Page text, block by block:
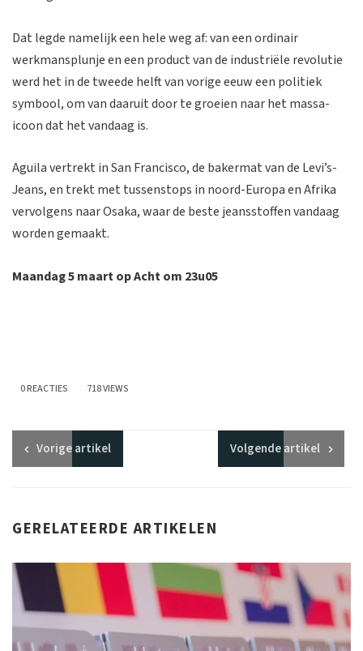
Dat legde namelijk een hele weg af: van een ordinair
werkmansplunje en een product van de industriële revolutie
werd het in de tweede helft van vorige eeuw een politiek
symbool, om van daaruit door te groeien naar het massa-
icoon dat het vandaag is.
Aguila vertrekt in San Francisco, de bakermat van de Levi’s-
Jeans, en trekt met tussenstops in noord-Europa en Afrika
vervolgens naar Osaka, waar de beste jeansstoffen vandaag
worden gemaakt.
Maandag 5 maart op Acht om 23u05
0 REACTIES 718 VIEWS
Vorigeartikel Volgendeartikel
GERELATEERDE ARTIKELEN